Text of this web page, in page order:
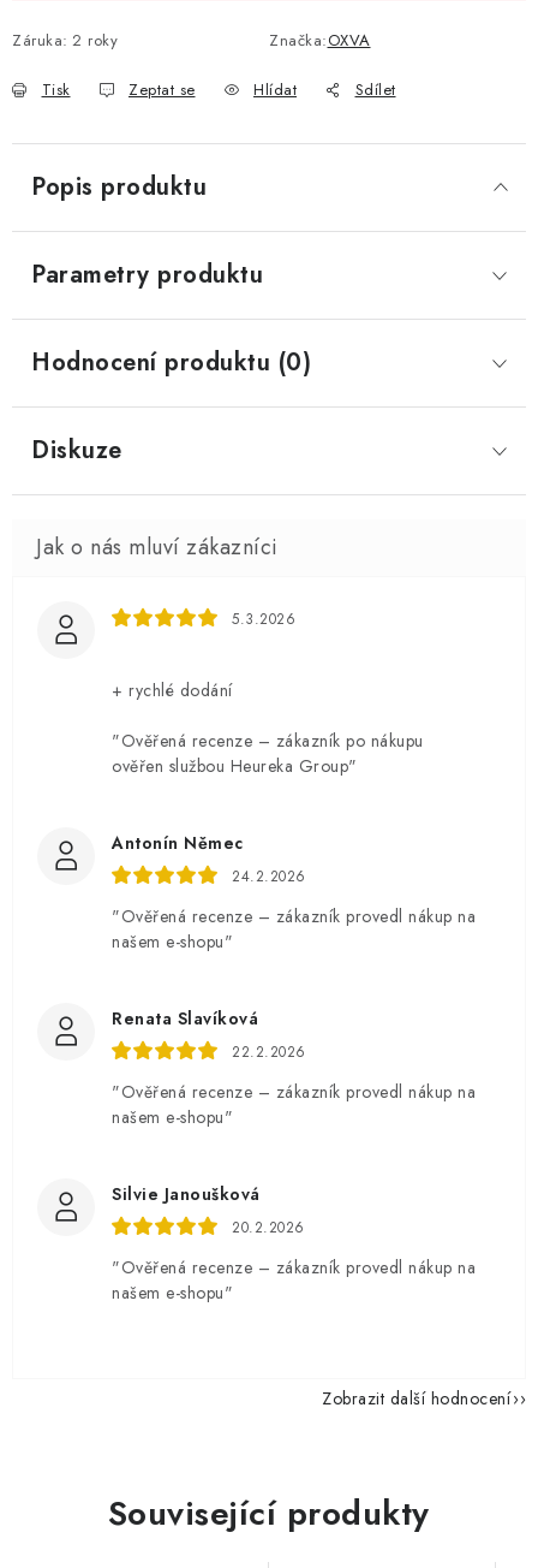
Záruka: 2 roky Značka:OXVA
Tisk Zeptat se Hlídat Sdílet
Popis produktu
Parametry produktu
Hodnocení produktu (0)
Diskuze
5.3.2026
+ rychlé dodání
"Ověřená recenze – zákazník po nákupu
ověřen službou Heureka Group"
Antonín Němec
24.2.2026
"Ověřená recenze – zákazník provedl nákup na
našem e-shopu"
Renata Slavíková
22.2.2026
"Ověřená recenze – zákazník provedl nákup na
našem e-shopu"
Silvie Janoušková
20.2.2026
"Ověřená recenze – zákazník provedl nákup na
našem e-shopu"
Zobrazit další hodnocení
Související produkty